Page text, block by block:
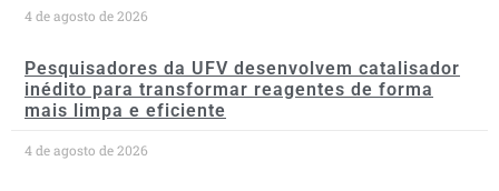
4 de agosto de 2026
Pesquisadores da UFV desenvolvem catalisador
inédito para transformar reagentes de forma
mais limpa e eficiente
4 de agosto de 2026